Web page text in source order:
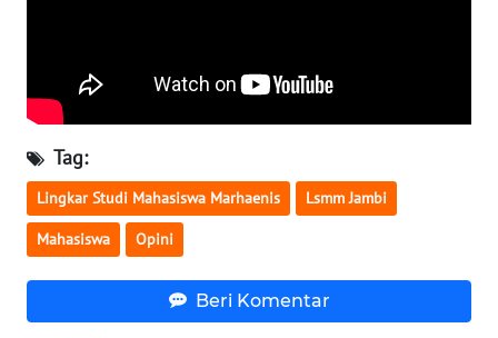
Tag:
Lingkar Studi Mahasiswa Marhaenis Lsmm Jambi
Mahasiswa Opini
Beri Komentar
WN
KALSEL
WN
KALTIM